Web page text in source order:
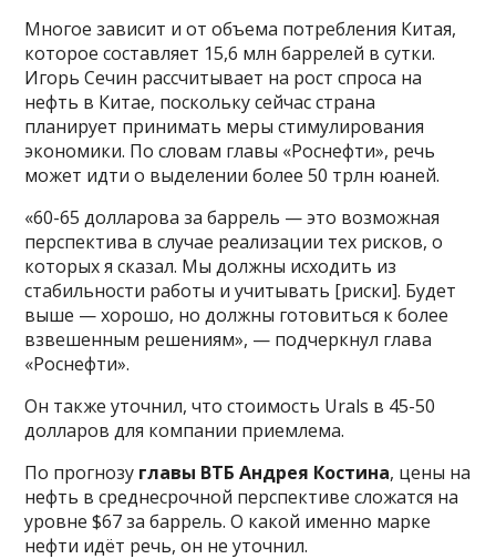
Многое зависит и от объема потребления Китая,
которое составляет 15,6 млн баррелей в сутки.
Игорь Сечин рассчитывает на рост спроса на
нефть в Китае, поскольку сейчас страна
планирует принимать меры стимулирования
экономики. По словам главы «Роснефти», речь
может идти о выделении более 50 трлн юаней.
«60-65 долларова за баррель — это возможная
перспектива в случае реализации тех рисков, о
которых я сказал. Мы должны исходить из
стабильности работы и учитывать [риски]. Будет
выше — хорошо, но должны готовиться к более
взвешенным решениям», — подчеркнул глава
«Роснефти».
Он также уточнил, что стоимость Urals в 45-50
долларов для компании приемлема.
По прогнозу главы ВТБ Андрея Костина, цены на
нефть в среднесрочной перспективе сложатся на
уровне $67 за баррель. О какой именно марке
нефти идёт речь, он не уточнил.